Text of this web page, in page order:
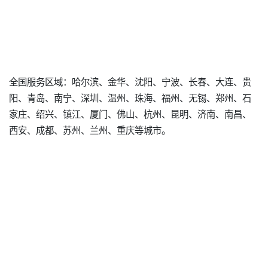
全国服务区域：哈尔滨、金华、沈阳、宁波、长春、大连、贵
阳、青岛、南宁、深圳、温州、珠海、福州、无锡、郑州、石
家庄、绍兴、镇江、厦门、佛山、杭州、昆明、济南、南昌、
西安、成都、苏州、兰州、重庆等城市。